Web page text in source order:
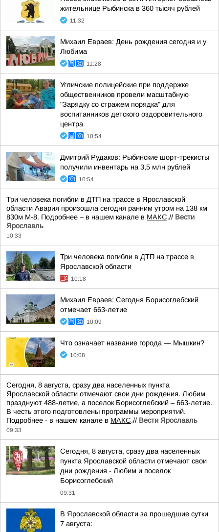
жительнице Рыбинска в 360 тысяч рублей
11:32
Михаил Евраев: День рождения сегодня и у
Любима
11:28
Угличские полицейские при поддержке
общественников провели масштабную
"Зарядку со стражем порядка" для
воспитанников детского оздоровительного
центра
10:54
Дмитрий Рудаков: Рыбинские шорт-трекисты
получили инвентарь на 3,5 млн рублей
10:54
Три человека погибли в ДТП на трассе в Ярославской
области Авария произошла сегодня ранним утром на 138 км
830м М-8. Подробнее – в нашем канале в МАКС.// Вести
Ярославль
10:33
Три человека погибли в ДТП на трассе в
Ярославской области
10:18
Михаил Евраев: Сегодня Борисоглебский
отмечает 663-летие
10:09
Что означает название города — Мышкин?
10:08
Сегодня, 8 августа, сразу два населенных пункта
Ярославской области отмечают свои дни рождения. Любим
празднуют 488-летие, а поселок Борисоглебский – 663-летие.
В честь этого подготовлены программы мероприятий.
Подробнее - в нашем канале в МАКС.// Вести Ярославль
09:33
Сегодня, 8 августа, сразу два населенных
пункта Ярославской области отмечают свои
дни рождения - Любим и поселок
Борисоглебский
09:31
В Ярославской области за прошедшие сутки
7 августа: